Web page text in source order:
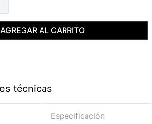
AGREGAR AL CARRITO
técnicas
Especificación